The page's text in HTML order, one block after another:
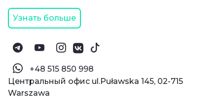
Узнать больше
‪+48 515 850 998‬
Центральный офис ul.Puławska 145, 02-715
Warszawa